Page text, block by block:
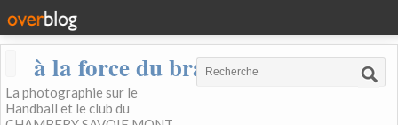
à la force du bras
La photographie sur le
Handball et le club du